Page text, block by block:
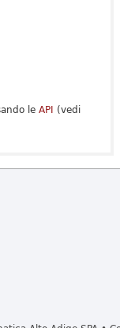
le API (vedi